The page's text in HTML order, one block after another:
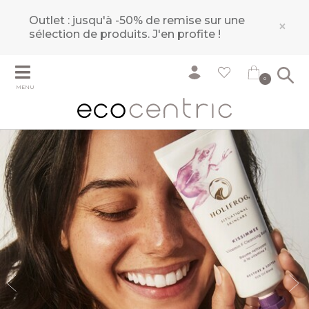
Outlet : jusqu'à -50% de remise sur une
sélection de produits.J'en profite ! ×
MENU
0